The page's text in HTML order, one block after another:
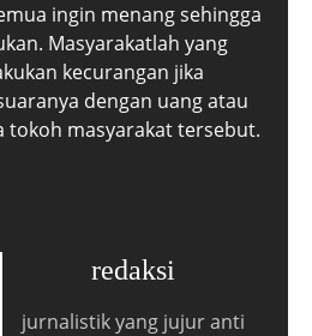
ingin menang sehingga
Masyarakatlah yang
kecurangan jika
dengan uang atau
tokoh masyarakat tersebut.
redaksi
jurnalistik yang jujur anti